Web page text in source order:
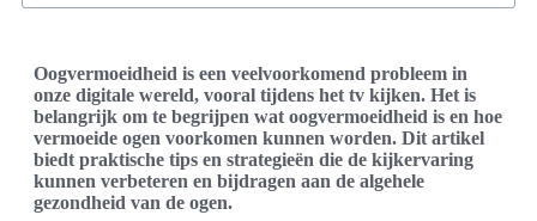
Oogvermoeidheid is een veelvoorkomend probleem in
onze digitale wereld, vooral tijdens het tv kijken. Het is
belangrijk om te begrijpen wat oogvermoeidheid is en hoe
vermoeide ogen voorkomen kunnen worden. Dit artikel
biedt praktische tips en strategieën die de kijkervaring
kunnen verbeteren en bijdragen aan de algehele
gezondheid van de ogen.